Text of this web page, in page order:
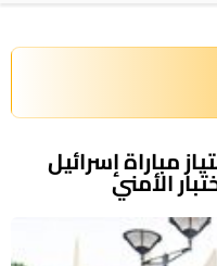
بعد اجتياز مباراة إسرائيل
الأمني